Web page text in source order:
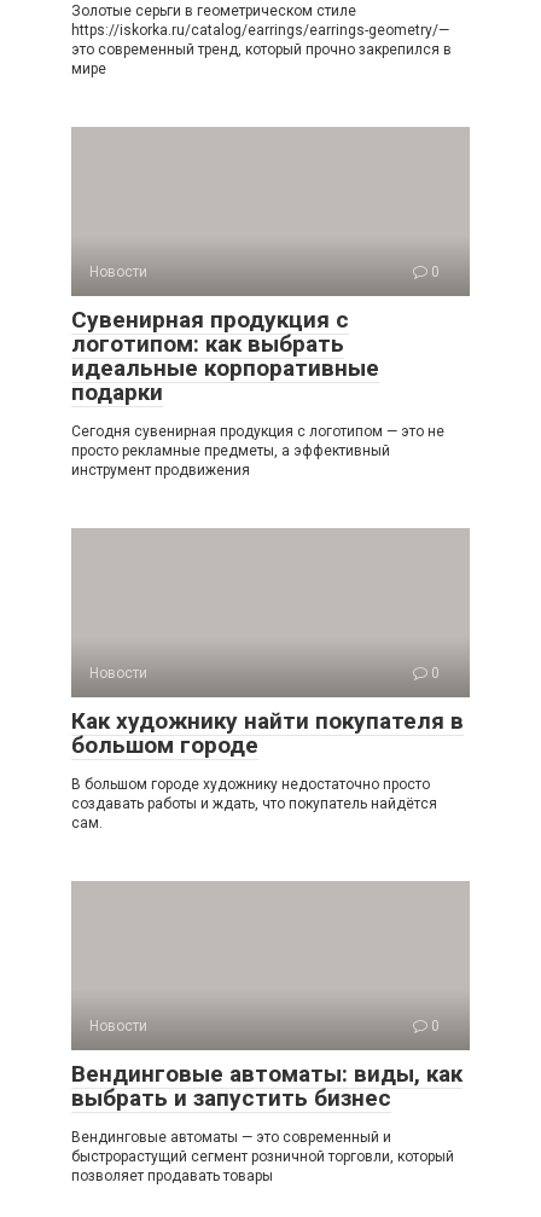
Золотые серьги в геометрическом стиле
https://iskorka.ru/catalog/earrings/earrings-geometry/—
это современный тренд, который прочно закрепился в
мире
Новости 0
Сувенирная продукция с
логотипом: как выбрать
идеальные корпоративные
подарки
Сегодня сувенирная продукция с логотипом — это не
просто рекламные предметы, а эффективный
инструмент продвижения
Новости 0
Как художнику найти покупателя в
большом городе
В большом городе художнику недостаточно просто
создавать работы и ждать, что покупатель найдётся
сам.
Новости 0
Вендинговые автоматы: виды, как
выбрать и запустить бизнес
Вендинговые автоматы — это современный и
быстрорастущий сегмент розничной торговли, который
позволяет продавать товары